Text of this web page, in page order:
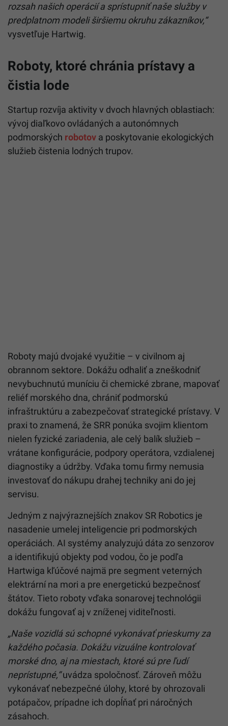
rozsah našich operácií a sprístupniť naše služby v
predplatnom modeli širšiemu okruhu zákazníkov,“
vysvetľuje Hartwig.
Roboty, ktoré chránia prístavy a
čistia lode
Startup rozvíja aktivity v dvoch hlavných oblastiach:
vývoj diaľkovo ovládaných a autonómnych
podmorských robotov a poskytovanie ekologických
služieb čistenia lodných trupov.
Roboty majú dvojaké využitie – v civilnom aj
obrannom sektore. Dokážu odhaliť a zneškodniť
nevybuchnutú muníciu či chemické zbrane, mapovať
reliéf morského dna, chrániť podmorskú
infraštruktúru a zabezpečovať strategické prístavy. V
praxi to znamená, že SRR ponúka svojim klientom
nielen fyzické zariadenia, ale celý balík služieb –
vrátane konfigurácie, podpory operátora, vzdialenej
diagnostiky a údržby. Vďaka tomu firmy nemusia
investovať do nákupu drahej techniky ani do jej
servisu.
Jedným z najvýraznejších znakov SR Robotics je
nasadenie umelej inteligencie pri podmorských
operáciách. AI systémy analyzujú dáta zo senzorov
a identifikujú objekty pod vodou, čo je podľa
Hartwiga kľúčové najmä pre segment veterných
elektrární na mori a pre energetickú bezpečnosť
štátov. Tieto roboty vďaka sonarovej technológii
dokážu fungovať aj v zníženej viditeľnosti.
„Naše vozidlá sú schopné vykonávať prieskumy za
každého počasia. Dokážu vizuálne kontrolovať
morské dno, aj na miestach, ktoré sú pre ľudí
neprístupné,“uvádza spoločnosť. Zároveň môžu
vykonávať nebezpečné úlohy, ktoré by ohrozovali
potápačov, prípadne ich dopĺňať pri náročných
zásahoch.